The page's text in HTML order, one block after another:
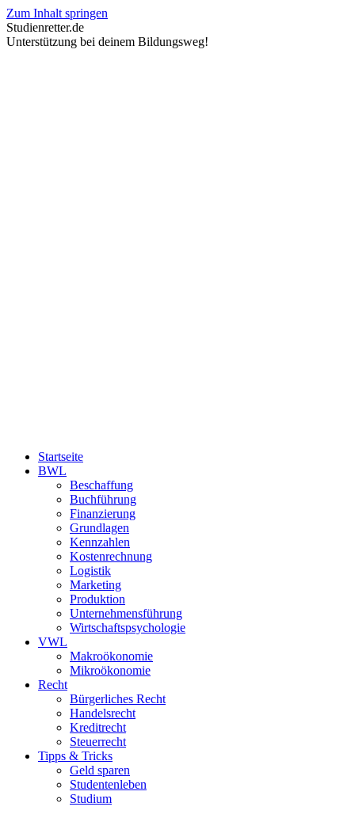
Zum Inhalt springen
Studienretter.de
Unterstützung bei deinem Bildungsweg!
Startseite
BWL
Beschaffung
Buchführung
Finanzierung
Grundlagen
Kennzahlen
Kostenrechnung
Logistik
Marketing
Produktion
Unternehmensführung
Wirtschaftspsychologie
VWL
Makroökonomie
Mikroökonomie
Recht
Bürgerliches Recht
Handelsrecht
Kreditrecht
Steuerrecht
Tipps & Tricks
Geld sparen
Studentenleben
Studium